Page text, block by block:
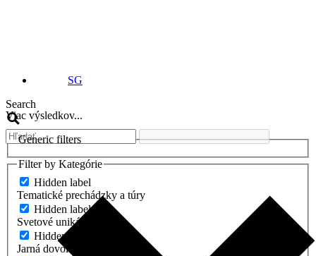
SG
Search
Viac výsledkov...
Generic filters
Filter by Kategórie
Hidden label
Tematické prechádzky a túry
Hidden label
Svetové unikátnosti
Hidden label
Jarná dovolenka